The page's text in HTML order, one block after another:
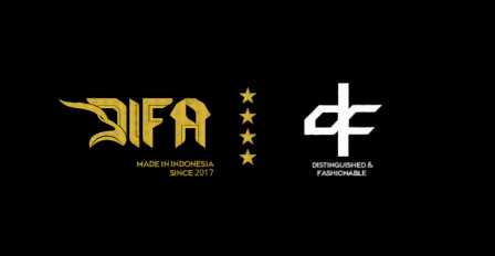
mengambil inisiatif serangan, Canelo yang banyak
mengandalkan jab sejak awal ronde, lebih unggul dan
memenangkan ronde ke-10 ini.